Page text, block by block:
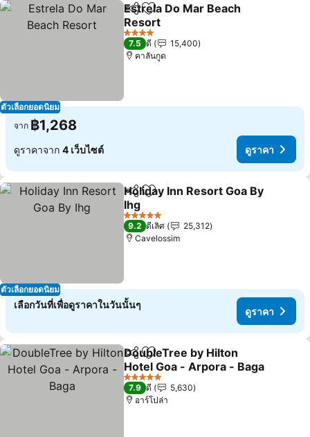
ตัวเลือกยอดนิยม
แชร์ เพิ่มในรายการโปรด
Estrela Do Mar Beach
Resort
4 ดาว
7.5 ดี
15,400
คาลันกูด
จาก ฿1,268
ดูราคาจาก 4 เว็บไซต์ ดูราคา
ตัวเลือกยอดนิยม
แชร์ เพิ่มในรายการโปรด
Holiday Inn Resort Goa By
Ihg
5 ดาว
9.2 ดีเลิศ
25,312
Cavelossim
เลือกวันที่เพื่อดูราคาในวันนั้นๆ
ดูราคา
แชร์ เพิ่มในรายการโปรด
DoubleTree by Hilton
Hotel Goa - Arpora - Baga
5 ดาว
7.9 ดี
5,630
อาร์โปล่า